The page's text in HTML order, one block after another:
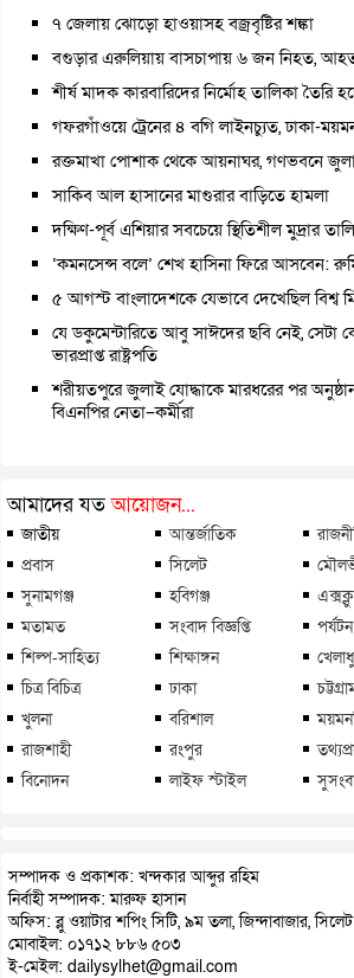
৭ জেলায় ঝোড়ো হাওয়াসহ বজ্রবৃষ্টির শঙ্কা
বগুড়ার এরুলিয়ায় বাসচাপায় ৬ জন নিহত,
শীর্ষ মাদক কারবারিদের নির্মোহ তালিকা তৈরি হচ্ছে:
গফরগাঁওয়ে ট্রেনের ৪ বগি লাইনচ্যুত, ঢাকা-
রক্তমাখা পোশাক থেকে আয়নাঘর, গণভবনে
সাকিব আল হাসানের মাগুরার বাড়িতে হামলা
দক্ষিণ-পূর্ব এশিয়ার সবচেয়ে স্থিতিশীল মুদ্রার
‘কমনসেন্স বলে’ শেখ হাসিনা ফিরে আসবেন:
৫ আগস্ট বাংলাদেশকে যেভাবে দেখেছিল বিশ্ব
যে ডকুমেন্টারিতে আবু সাঈদের ছবি নেই, সেটা
ভারপ্রাপ্ত রাষ্ট্রপতি
শরীয়তপুরে জুলাই যোদ্ধাকে মারধরের পর
বিএনপির নেতা–কর্মীরা
আমাদের যতআয়োজন...
জাতীয় আন্তর্জাতিক
প্রবাস
সিলেট
সুনামগঞ্জ
হবিগঞ্জ
মতামত
সংবাদ বিজ্ঞপ্তি
পর্যটন
শিল্প-সাহিত্য
শিক্ষাঙ্গন
চিত্র বিচিত্র
ঢাকা
খুলনা
বরিশাল
রাজশাহী
রংপুর
বিনোদন
লাইফ স্টাইল
সম্পাদক ও প্রকাশক: খন্দকার আব্দুর রহিম
নির্বাহী সম্পাদক: মারুফ হাসান
অফিস: ব্লু ওয়াটার শপিং সিটি, ৯ম তলা, জিন্দাবাজার,
মোবাইল: ০১৭১২ ৮৮৬ ৫০৩
ই-মেইল: dailysylhet@gmail.com